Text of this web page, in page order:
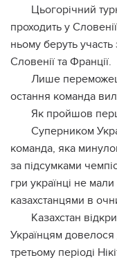
Цьогорічний
проходить у
ньому беруть участь
Словенії та Франції.
Лише
остання команда
Як пройшов
Суперником
команда, яка
за підсумками
гри українці не
казахстанцями в
Казахстан
Українцям довелося
третьому періоді